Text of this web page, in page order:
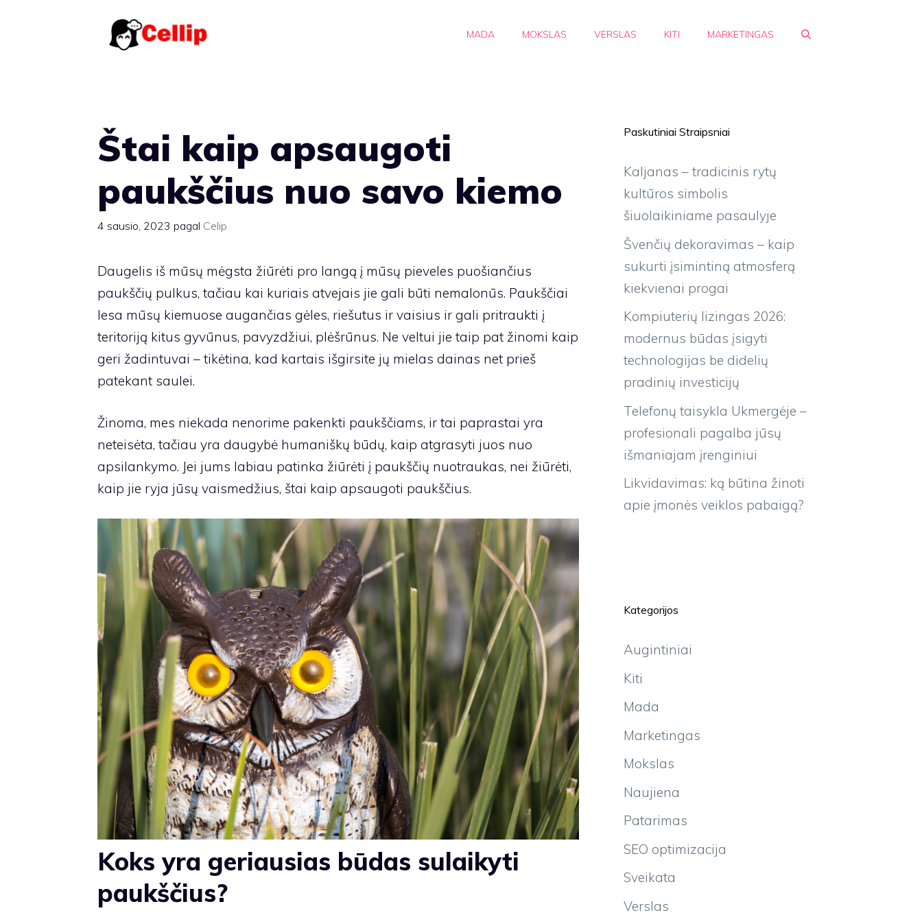
MADA MOKSLAS VERSLAS KITI MARKETINGAS
Štai kaip apsaugoti
paukščius nuo savo kiemo
4 sausio, 2023 pagal Celip
Daugelis iš mūsų mėgsta žiūrėti pro langą į mūsų pieveles puošiančius
paukščių pulkus, tačiau kai kuriais atvejais jie gali būti nemalonūs. Paukščiai
lesa mūsų kiemuose augančias gėles, riešutus ir vaisius ir gali pritraukti į
teritoriją kitus gyvūnus, pavyzdžiui, plėšrūnus. Ne veltui jie taip pat žinomi kaip
geri žadintuvai – tikėtina, kad kartais išgirsite jų mielas dainas net prieš
patekant saulei.
Žinoma, mes niekada nenorime pakenkti paukščiams, ir tai paprastai yra
neteisėta, tačiau yra daugybė humaniškų būdų, kaip atgrasyti juos nuo
apsilankymo. Jei jums labiau patinka žiūrėti į paukščių nuotraukas, nei žiūrėti,
kaip jie ryja jūsų vaismedžius, štai kaip apsaugoti paukščius.
Koks yra geriausias būdas sulaikyti
paukščius?
Paskutiniai Straipsniai
Kaljanas – tradicinis rytų
kultūros simbolis
šiuolaikiniame pasaulyje
Švenčių dekoravimas – kaip
sukurti įsimintiną atmosferą
kiekvienai progai
Kompiuterių lizingas 2026:
modernus būdas įsigyti
technologijas be didelių
pradinių investicijų
Telefonų taisykla Ukmergėje –
profesionali pagalba jūsų
išmaniajam įrenginiui
Likvidavimas: ką būtina žinoti
apie įmonės veiklos pabaigą?
Kategorijos
Augintiniai
Kiti
Mada
Marketingas
Mokslas
Naujiena
Patarimas
SEO optimizacija
Sveikata
Verslas